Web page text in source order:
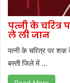
पत्नी के
ले ली जान
पत्नी के चरित्र पर
बस्ती जिले में ...